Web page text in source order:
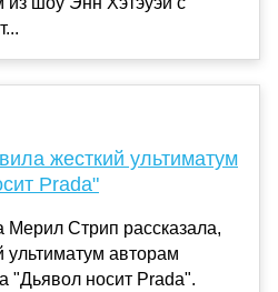
жесткий ультиматум
Prada"
Мерил Стрип рассказала,
ультиматум авторам
"Дьявол носит Prada".